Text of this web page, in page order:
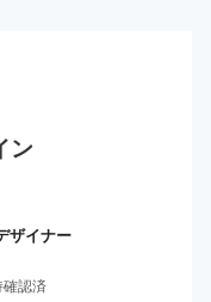
ン
ザイナー
確認済